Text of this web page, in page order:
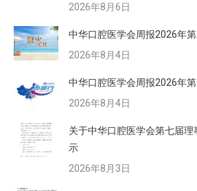
2026年8月6日
中华口腔医学会周报2026年
2026年8月4日
中华口腔医学会周报2026年
2026年8月4日
关于中华口腔医学会第七届
示
2026年8月3日